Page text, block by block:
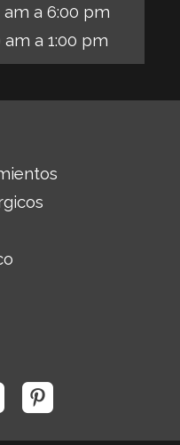
a 6:00 pm
1:00 pm